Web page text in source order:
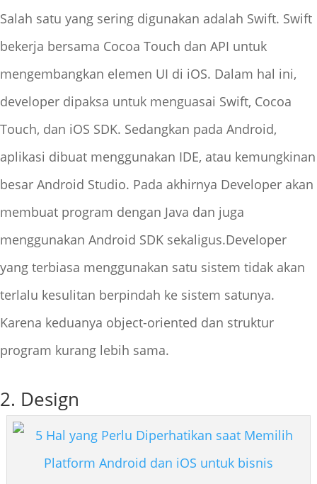
Salah satu yang sering digunakan adalah Swift. Swift
bekerja bersama Cocoa Touch dan API untuk
mengembangkan elemen UI di iOS. Dalam hal ini,
developer dipaksa untuk menguasai Swift, Cocoa
Touch, dan iOS SDK. Sedangkan pada Android,
aplikasi dibuat menggunakan IDE, atau kemungkinan
besar Android Studio. Pada akhirnya Developer akan
membuat program dengan Java dan juga
menggunakan Android SDK sekaligus.Developer
yang terbiasa menggunakan satu sistem tidak akan
terlalu kesulitan berpindah ke sistem satunya.
Karena keduanya object-oriented dan struktur
program kurang lebih sama.
2. Design